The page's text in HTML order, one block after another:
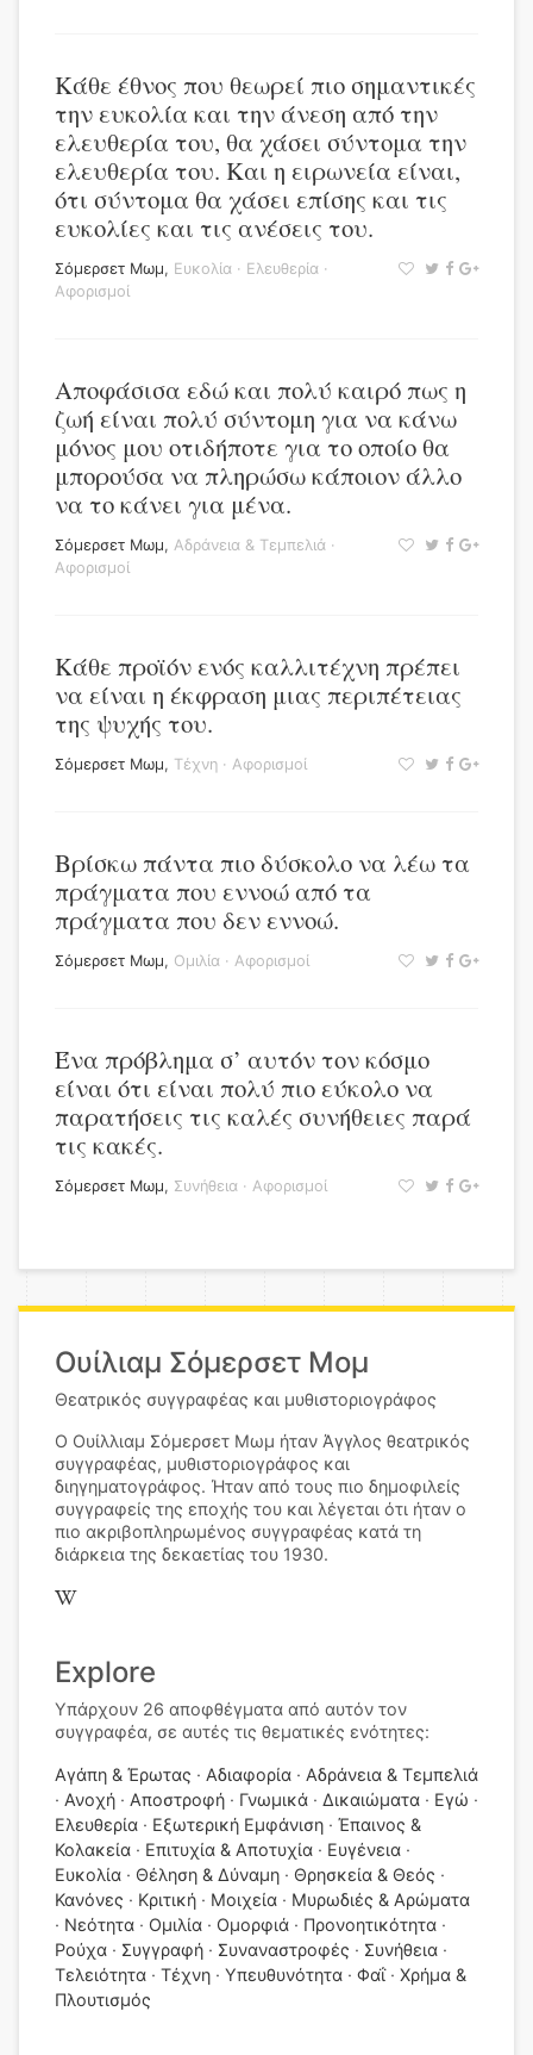
Κάθε έθνος που θεωρεί πιο σημαντικές
την ευκολία και την άνεση από την
ελευθερία του, θα χάσει σύντομα την
ελευθερία του. Και η ειρωνεία είναι,
ότι σύντομα θα χάσει επίσης και τις
ευκολίες και τις ανέσεις του.
Σόμερσετ Μωμ, Ευκολία · Ελευθερία ·
Αφορισμοί
Αποφάσισα εδώ και πολύ καιρό πως η
ζωή είναι πολύ σύντομη για να κάνω
μόνος μου οτιδήποτε για το οποίο θα
μπορούσα να πληρώσω κάποιον άλλο
να το κάνει για μένα.
Σόμερσετ Μωμ, Αδράνεια & Τεμπελιά ·
Αφορισμοί
Κάθε προϊόν ενός καλλιτέχνη πρέπει
να είναι η έκφραση μιας περιπέτειας
της ψυχής του.
Σόμερσετ Μωμ, Τέχνη · Αφορισμοί
Βρίσκω πάντα πιο δύσκολο να λέω τα
πράγματα που εννοώ από τα
πράγματα που δεν εννοώ.
Σόμερσετ Μωμ, Ομιλία · Αφορισμοί
Ένα πρόβλημα σ’ αυτόν τον κόσμο
είναι ότι είναι πολύ πιο εύκολο να
παρατήσεις τις καλές συνήθειες παρά
τις κακές.
Σόμερσετ Μωμ, Συνήθεια · Αφορισμοί
Ουίλιαμ Σόμερσετ Μομ
Θεατρικός συγγραφέας και μυθιστοριογράφος
Ο Ουίλλιαμ Σόμερσετ Μωμ ήταν Άγγλος θεατρικός
συγγραφέας, μυθιστοριογράφος και
διηγηματογράφος. Ήταν από τους πιο δημοφιλείς
συγγραφείς της εποχής του και λέγεται ότι ήταν ο
πιο ακριβοπληρωμένος συγγραφέας κατά τη
διάρκεια της δεκαετίας του 1930.
Explore
Υπάρχουν 26 αποφθέγματα από αυτόν τον
συγγραφέα, σε αυτές τις θεματικές ενότητες:
Αγάπη & Έρωτας Αδιαφορία
Αδράνεια & Τεμπελιά
Ανοχή
Αποστροφή Γνωμικά Δικαιώματα
Εγώ
Ελευθερία
Εξωτερική Εμφάνιση
Έπαινος &
Κολακεία
Επιτυχία & Αποτυχία
Ευγένεια
Ευκολία
Θέληση & Δύναμη
Θρησκεία & Θεός
Κανόνες
Κριτική Μοιχεία
Μυρωδιές & Αρώματα
Νεότητα
Ομιλία Ομορφιά
Προνοητικότητα
Ρούχα
Συγγραφή Συναναστροφές
Συνήθεια
Τελειότητα
Τέχνη Υπευθυνότητα Φαΐ
Χρήμα &
Πλουτισμός